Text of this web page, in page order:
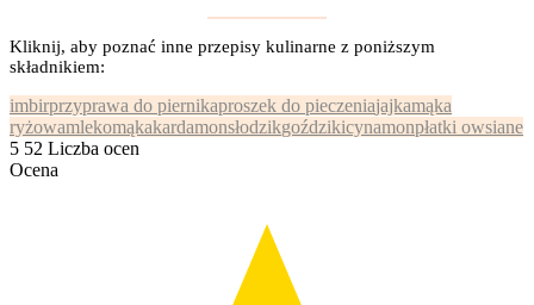
Kliknij, aby poznać inne przepisy kulinarne z poniższym
składnikiem:
imbirprzyprawa do piernikaproszek do pieczeniajajkamąka
ryżowamlekomąkakardamonsłodzikgoździkicynamonpłatki owsiane
5 52 Liczba ocen
Ocena